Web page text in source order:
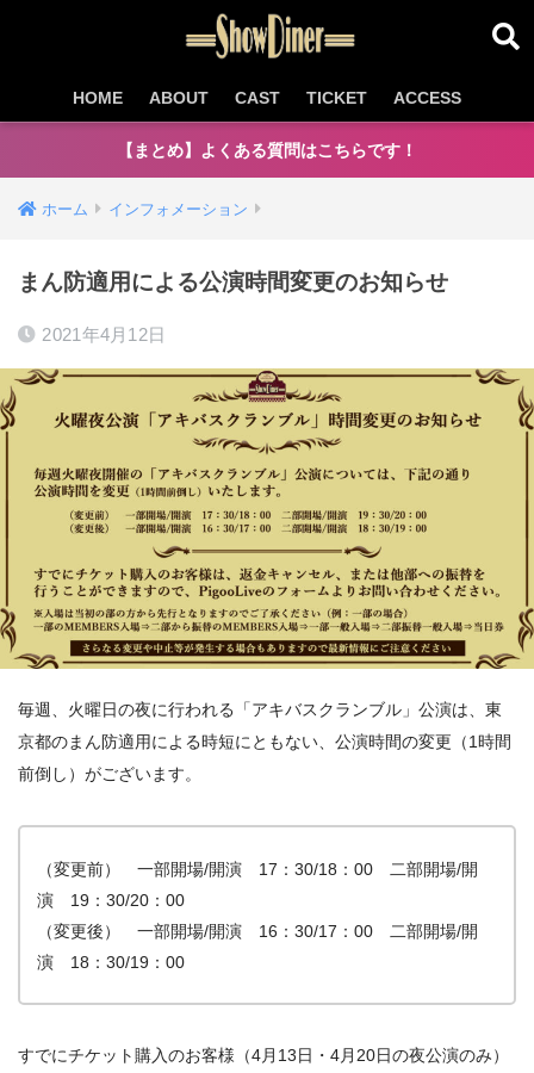
HOME ABOUT CAST TICKET ACCESS
【まとめ】よくある質問はこちらです！
ホーム インフォメーション
まん防適用による公演時間変更のお知らせ
2021年4月12日
毎週、火曜日の夜に行われる「アキバスクランブル」公演は、東
京都のまん防適用による時短にともない、公演時間の変更（1時間
前倒し）がございます。
（変更前） 一部開場/開演 17：30/18：00 二部開場/開
演 19：30/20：00
（変更後） 一部開場/開演 16：30/17：00 二部開場/開
演 18：30/19：00
すでにチケット購入のお客様（4月13日・4月20日の夜公演のみ）